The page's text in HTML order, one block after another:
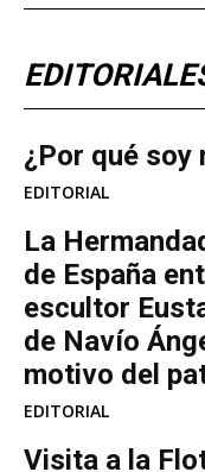
¿Por qué soy
EDITORIAL
La
de España
escultor
de Navío
motivo del
EDITORIAL
Visita a la